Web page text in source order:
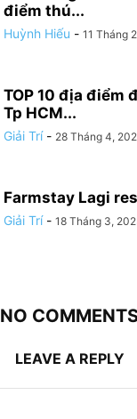
điểm thú...
Huỳnh Hiếu - 11 Tháng
TOP 10 địa điểm
Tp HCM...
Giải Trí - 28 Tháng 4,
Farmstay Lagi
Giải Trí - 18 Tháng 3,
NO
LEAVE A REPLY